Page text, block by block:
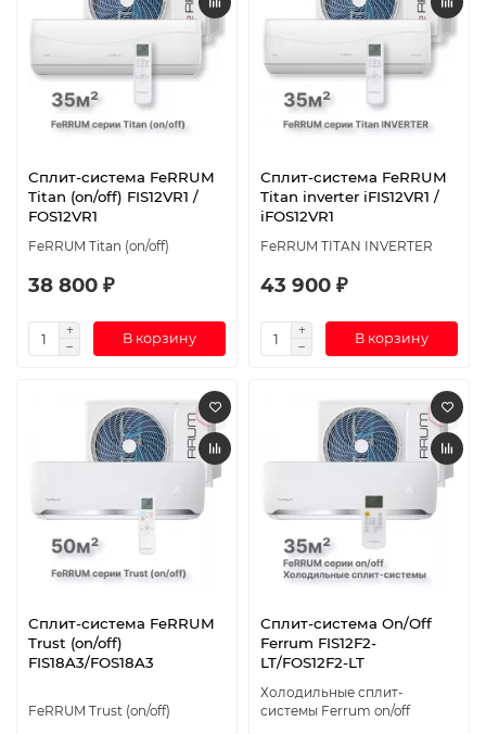
Сплит-система FeRRUM
Titan (on/off) FIS12VR1 /
FOS12VR1
FeRRUM Titan (on/off)
38 800 ₽
В корзину
Сплит-система FeRRUM
Titan inverter iFIS12VR1 /
iFOS12VR1
FeRRUM TITAN INVERTER
43 900 ₽
В корзину
Сплит-система FeRRUM
Trust (on/off)
FIS18A3/FOS18A3
FeRRUM Trust (on/off)
Сплит-система On/Off
Ferrum FIS12F2-
LT/FOS12F2-LT
Холодильные сплит-
системы Ferrum on/off